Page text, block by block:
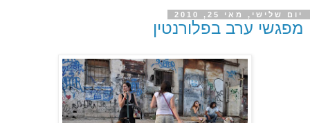
יום שלישי, מאי 25, 2010
מפגשי ערב בפלורנטין